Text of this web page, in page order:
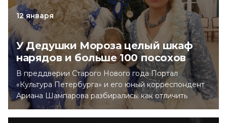
12 января
У Дедушки Мороза целый шкаф
нарядов и больше 100 посохов
В преддверии Старого Нового года Портал
«Культура Петербурга» и его юный корреспондент
Ариана Шампарова разбирались: как отличить
настоящего Дедушку Мороза от ненастоящего,
какой мешок нужен зимнему волшебнику, чтобы